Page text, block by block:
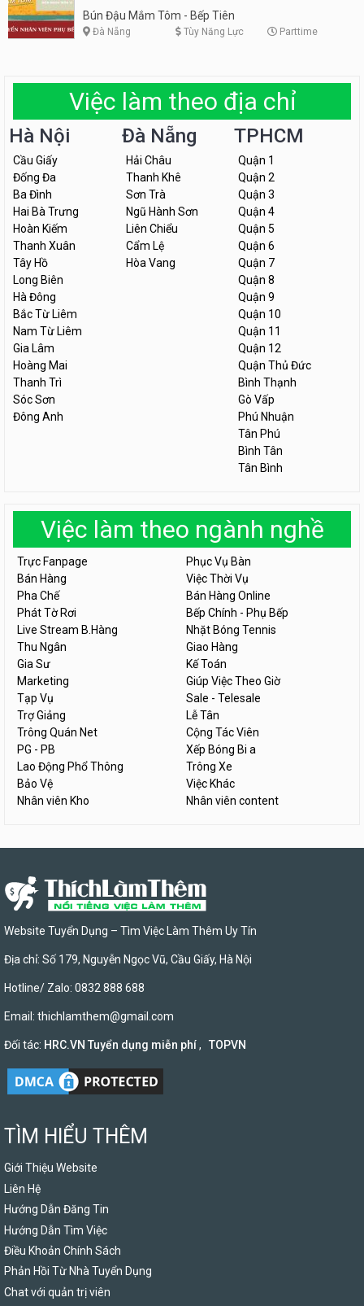
Tiên
Bún Đậu Mắm Tôm - Bếp Tiên
Đà Nẵng Tùy Năng Lực Parttime
Việc làm theo địa chỉ
Hà Nội
Cầu Giấy
Đống Đa
Ba Đình
Hai Bà Trưng
Hoàn Kiếm
Thanh Xuân
Tây Hồ
Long Biên
Hà Đông
Bắc Từ Liêm
Nam Từ Liêm
Gia Lâm
Hoàng Mai
Thanh Trì
Sóc Sơn
Đông Anh
Đà Nẵng
Hải Châu
Thanh Khê
Sơn Trà
Ngũ Hành Sơn
Liên Chiểu
Cẩm Lệ
Hòa Vang
TPHCM
Quận 1
Quận 2
Quận 3
Quận 4
Quận 5
Quận 6
Quận 7
Quận 8
Quận 9
Quận 10
Quận 11
Quận 12
Quận Thủ Đức
Bình Thạnh
Gò Vấp
Phú Nhuận
Tân Phú
Bình Tân
Tân Bình
Việc làm theo ngành nghề
Trực Fanpage
Phục Vụ Bàn
Bán Hàng
Việc Thời Vụ
Pha Chế
Bán Hàng Online
Phát Tờ Rơi
Bếp Chính - Phụ Bếp
Live Stream B.Hàng
Nhặt Bóng Tennis
Thu Ngân
Giao Hàng
Gia Sư
Kế Toán
Marketing
Giúp Việc Theo Giờ
Tạp Vụ
Sale - Telesale
Trợ Giảng
Lễ Tân
Trông Quán Net
Cộng Tác Viên
PG - PB
Xếp Bóng Bi a
Lao Động Phổ Thông
Trông Xe
Bảo Vệ
Việc Khác
Nhân viên Kho
Nhân viên content
Website Tuyển Dụng – Tìm Việc Làm Thêm Uy Tín
Địa chỉ: Số 179, Nguyễn Ngọc Vũ, Cầu Giấy, Hà Nội
Hotline/ Zalo: 0832 888 688
Email: thichlamthem@gmail.com
Đối tác: HRC.VN Tuyển dụng miễn phí, TOPVN
TÌM HIỂU THÊM
Giới Thiệu Website
Liên Hệ
Hướng Dẫn Đăng Tin
Hướng Dẫn Tìm Việc
Điều Khoản Chính Sách
Phản Hồi Từ Nhà Tuyển Dụng
Chat với quản trị viên